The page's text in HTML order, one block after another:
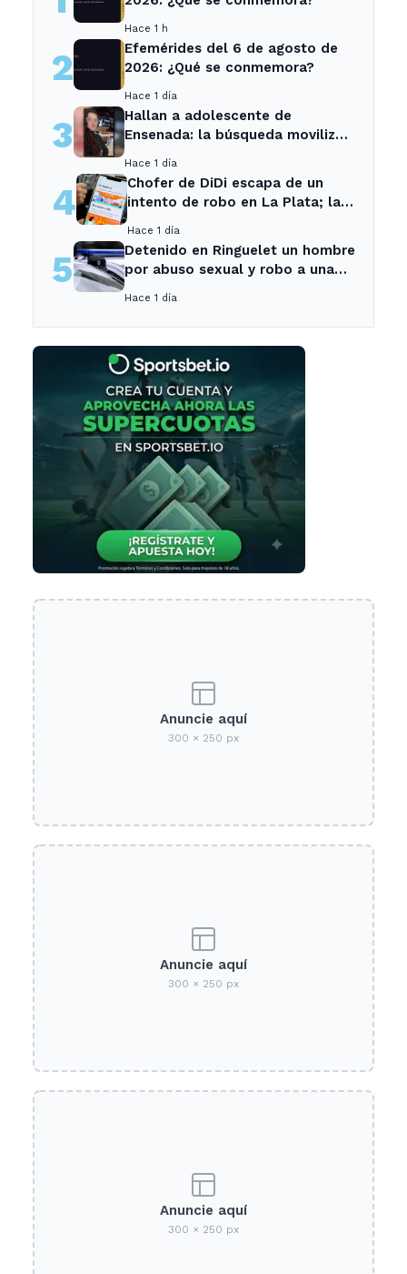
Hace 1 h
2
Efemérides del 6 de agosto de
2026: ¿Qué se conmemora?
Hace 1 día
3
Hallan a adolescente de
Ensenada: la búsqueda movilizó
Hace 1 día
4
Chofer de DiDi escapa de un
intento de robo en La Plata; la
Hace 1 día
5
Detenido en Ringuelet un hombre
por abuso sexual y robo a una
Hace 1 día
Anuncie aquí
300 × 250 px
Anuncie aquí
300 × 250 px
Anuncie aquí
300 × 250 px